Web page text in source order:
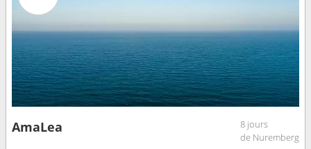
AmaLea
8 jours
de Nuremberg